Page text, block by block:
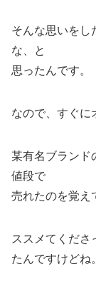
そんな思いをし
な、と
思ったんです。
なので、すぐに
某有名ブランド
値段で
売れたのを覚え
ススメてくださ
たんですけどね